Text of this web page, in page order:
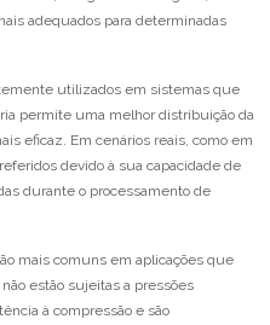
adequados para determinadas
utilizados em sistemas que
permite uma melhor distribuição da
eficaz. Em cenários reais, como em
devido à sua capacidade de
durante o processamento de
mais comuns em aplicações que
estão sujeitas a pressões
à compressão e são